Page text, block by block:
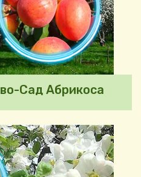
Сад Абрикоса